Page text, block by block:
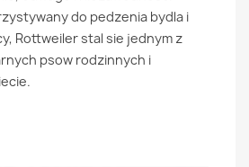
do pedzenia bydla i
Rottweiler stal sie jednym z
psow rodzinnych i